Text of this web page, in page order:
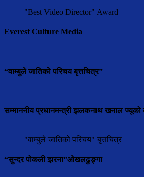
"Best Video Director" Award
Everest Culture Media
“वाम्बुले जातिको परिचय बृत्तचित्र”
सम्माननीय प्रधानमन्त्री झलकनाथ खनाल ज्यूको
"वाम्बुले जातिको परिचय" बृत्तचित्र
“सुन्दर पोकली झरना”ओखलढुङ्गा